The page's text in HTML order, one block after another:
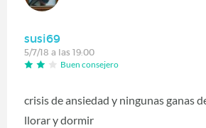
susi69
5/7/18 a las 19:00
Buen consejero
crisis de ansiedad y ningunas ganas
llorar y dormir